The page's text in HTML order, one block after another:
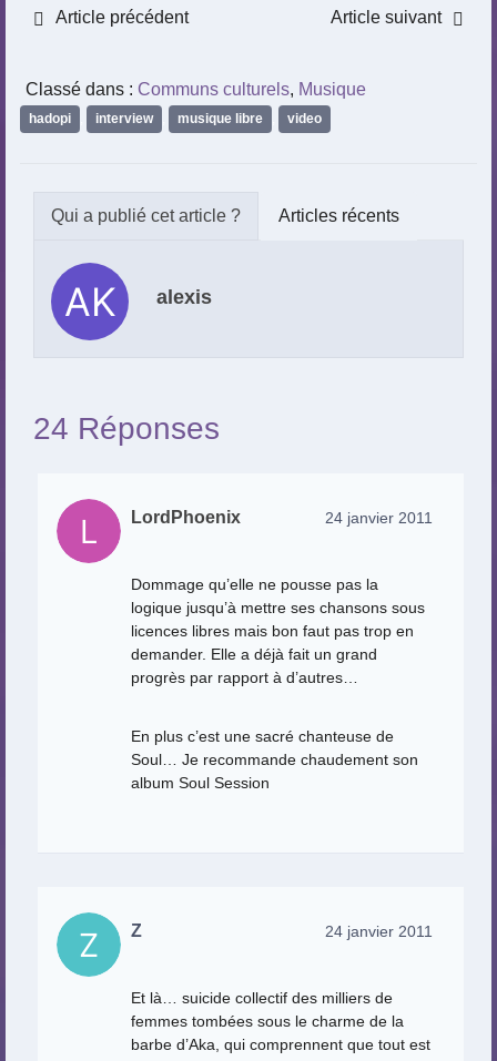
Article précédent Article suivant
Classé dans : Communs culturels, Musique
hadopi interview musique libre video
Articles récents
alexis
24 Réponses
LordPhoenix 24 janvier 2011
Dommage qu’elle ne pousse pas la
logique jusqu’à mettre ses chansons sous
licences libres mais bon faut pas trop en
demander. Elle a déjà fait un grand
progrès par rapport à d’autres…
En plus c’est une sacré chanteuse de
Soul… Je recommande chaudement son
album Soul Session
Z 24 janvier 2011
Et là… suicide collectif des milliers de
femmes tombées sous le charme de la
barbe d’Aka, qui comprennent que tout est